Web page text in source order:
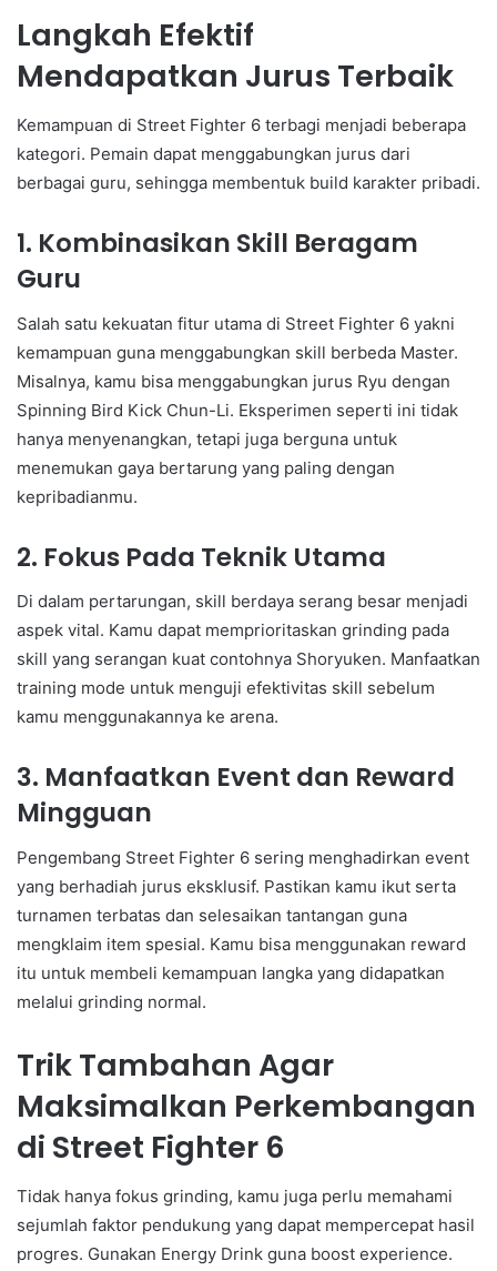
Langkah Efektif
Mendapatkan Jurus Terbaik
Kemampuan di Street Fighter 6 terbagi menjadi beberapa
kategori. Pemain dapat menggabungkan jurus dari
berbagai guru, sehingga membentuk build karakter pribadi.
1. Kombinasikan Skill Beragam
Guru
Salah satu kekuatan fitur utama di Street Fighter 6 yakni
kemampuan guna menggabungkan skill berbeda Master.
Misalnya, kamu bisa menggabungkan jurus Ryu dengan
Spinning Bird Kick Chun-Li. Eksperimen seperti ini tidak
hanya menyenangkan, tetapi juga berguna untuk
menemukan gaya bertarung yang paling dengan
kepribadianmu.
2. Fokus Pada Teknik Utama
Di dalam pertarungan, skill berdaya serang besar menjadi
aspek vital. Kamu dapat memprioritaskan grinding pada
skill yang serangan kuat contohnya Shoryuken. Manfaatkan
training mode untuk menguji efektivitas skill sebelum
kamu menggunakannya ke arena.
3. Manfaatkan Event dan Reward
Mingguan
Pengembang Street Fighter 6 sering menghadirkan event
yang berhadiah jurus eksklusif. Pastikan kamu ikut serta
turnamen terbatas dan selesaikan tantangan guna
mengklaim item spesial. Kamu bisa menggunakan reward
itu untuk membeli kemampuan langka yang didapatkan
melalui grinding normal.
Trik Tambahan Agar
Maksimalkan Perkembangan
di Street Fighter 6
Tidak hanya fokus grinding, kamu juga perlu memahami
sejumlah faktor pendukung yang dapat mempercepat hasil
progres. Gunakan Energy Drink guna boost experience.